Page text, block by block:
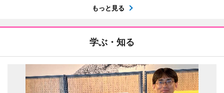
もっと見る
学ぶ・知る